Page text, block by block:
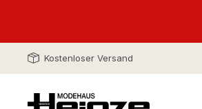
Kostenloser Versand